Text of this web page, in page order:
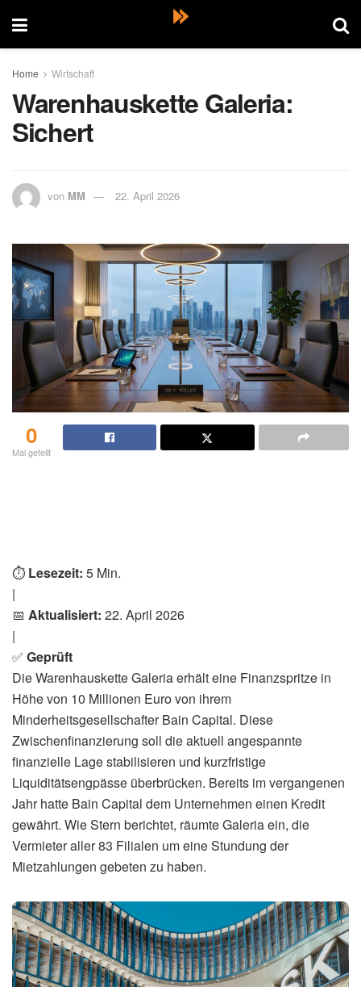
Home Wirtschaft
Warenhauskette Galeria:
Sichert
von MM 22. April 2026
0
Mal geteilt
⏱️ Lesezeit: 5 Min.
|
📅 Aktualisiert: 22. April 2026
|
✅ Geprüft
Die Warenhauskette Galeria erhält eine Finanzspritze in
Höhe von 10 Millionen Euro von ihrem
Minderheitsgesellschafter Bain Capital. Diese
Zwischenfinanzierung soll die aktuell angespannte
finanzielle Lage stabilisieren und kurzfristige
Liquiditätsengpässe überbrücken. Bereits im vergangenen
Jahr hatte Bain Capital dem Unternehmen einen Kredit
gewährt. Wie Stern berichtet, räumte Galeria ein, die
Vermieter aller 83 Filialen um eine Stundung der
Mietzahlungen gebeten zu haben.